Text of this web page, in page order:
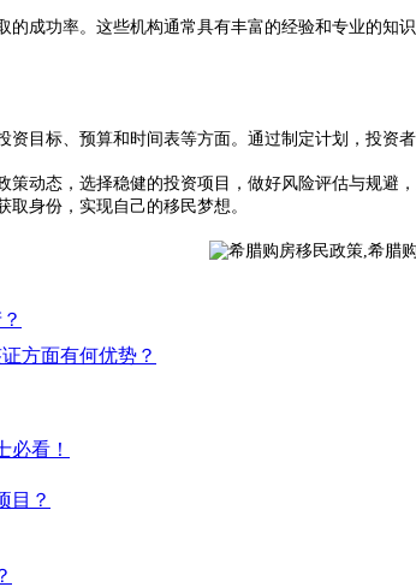
功率。这些机构通常具有丰富的经验和专业的知
标、预算和时间表等方面。通过制定计划，投资
态，选择稳健的投资项目，做好风险评估与规避
身份，实现自己的移民梦想。
©包
方面有何优势？
必看！
目？